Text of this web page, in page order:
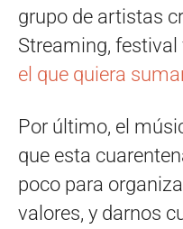
grupo de artistas
Streaming, festival
el que quiera
Por último, el
que esta
poco para
valores, y darnos